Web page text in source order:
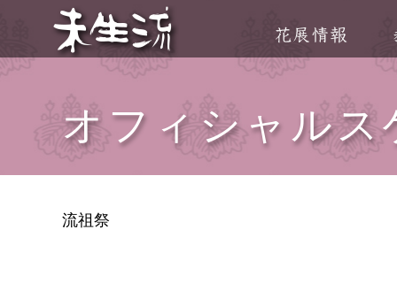
オフィシャルス
流祖祭